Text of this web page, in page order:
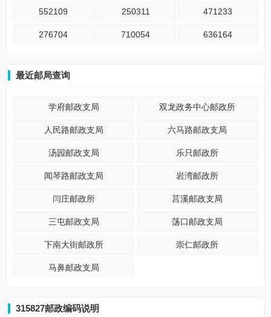
552109 250311 471233
276704 710054 636164
最近邮局查询
学府邮政支局 双龙政务中心邮政所
人民路邮政支局 六马路邮政支局
汤园邮政支局 乐只邮政所
闻琴路邮政支局 岩湾邮政所
闫庄邮政所 莒溪邮政支局
三屯邮政支局 荡口邮政支局
下南大街邮政所 崇仁邮政所
马鼻邮政支局
315827邮政编码说明